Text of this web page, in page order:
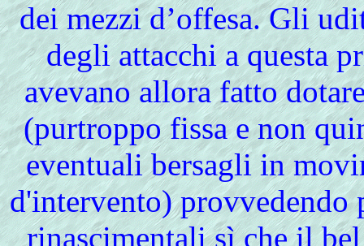
dei mezzi d’offesa. Gli
degli attacchi a questa
avevano allora fatto
(purtroppo fissa e non
eventuali bersagli in
d'intervento)
rinascimentali sì che il